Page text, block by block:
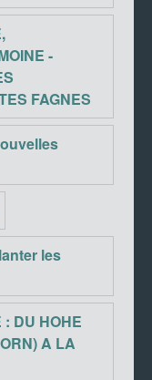
-
FAGNES
les
DU HOHE
A LA